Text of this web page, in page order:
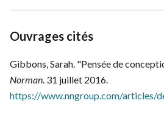
Ouvrages cités
Gibbons, Sarah. "Pensée de
Norman . 31 juillet 2016.
https://www.nngroup.com/articles/